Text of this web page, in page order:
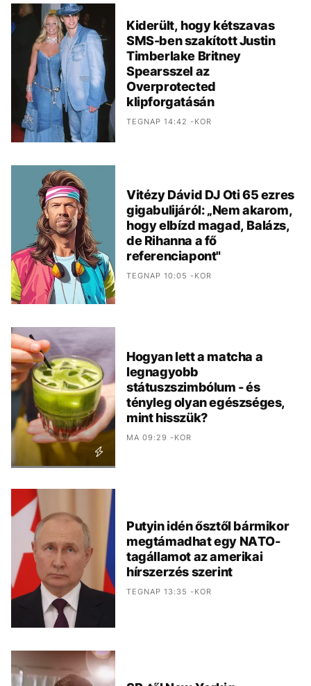
Kiderült, hogy kétszavas
SMS-ben szakított Justin
Timberlake Britney
Spearsszel az
Overprotected
klipforgatásán
TEGNAP 14:42 -KOR
Vitézy Dávid DJ Oti 65 ezres
gigabulijáról: „Nem akarom,
hogy elbízd magad, Balázs,
de Rihanna a fő
referenciapont"
TEGNAP 10:05 -KOR
Hogyan lett a matcha a
legnagyobb
státuszszimbólum - és
tényleg olyan egészséges,
mint hisszük?
MA 09:29 -KOR
Putyin idén ősztől bármikor
megtámadhat egy NATO-
tagállamot az amerikai
hírszerzés szerint
TEGNAP 13:35 -KOR